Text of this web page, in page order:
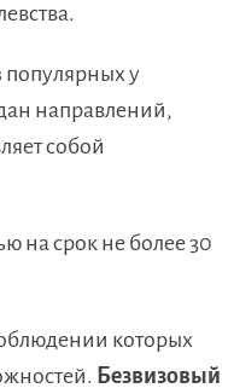
популярных у
направлений,
собой
на срок не более 30
которых
Безвизовый